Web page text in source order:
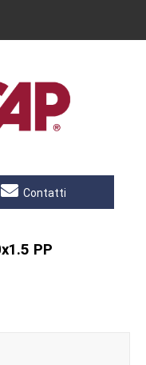
Contatti
PP